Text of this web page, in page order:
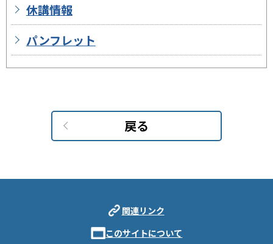
休講情報
パンフレット
戻る
関連リンク
このサイトについて